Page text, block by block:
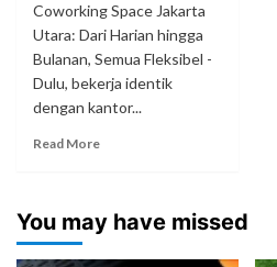
Coworking Space Jakarta
Utara: Dari Harian hingga
Bulanan, Semua Fleksibel -
Dulu, bekerja identik
dengan kantor...
Read More
You may have missed